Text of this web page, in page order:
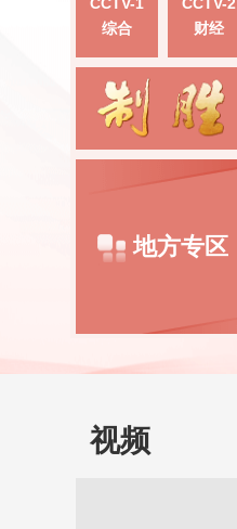
综合
财经
地方专区
视频